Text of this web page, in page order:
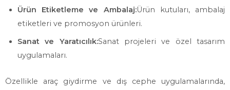
Ürün Etiketleme ve Ambalaj:Ürün kutuları, ambalaj
etiketleri ve promosyon ürünleri.
Sanat ve Yaratıcılık:Sanat projeleri ve özel tasarım
uygulamaları.
Özellikle araç giydirme ve dış cephe uygulamalarında,